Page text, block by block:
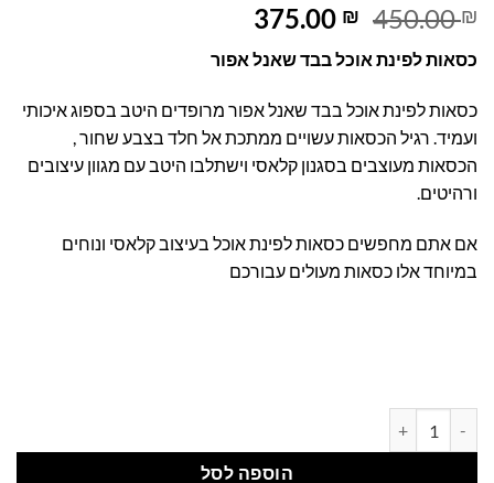
450.00₪
המחיר
המקורי
היה:
450.00 ₪.
375.00 ₪
הנוכחי
הוא:
כסאות לפינת אוכל בבד שאנל אפור
כסאות לפינת אוכל בבד שאנל אפור מרופדים היטב בספוג איכותי
ועמיד. רגיל הכסאות עשויים ממתכת אל חלד בצבע שחור ,
הכסאות מעוצבים בסגנון קלאסי וישתלבו היטב עם מגוון עיצובים
ורהיטים.
אם אתם מחפשים כסאות לפינת אוכל בעיצוב קלאסי ונוחים
במיוחד אלו כסאות מעולים עבורכם
הוספה לסל